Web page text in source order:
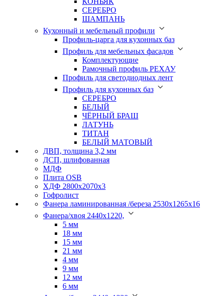
СЕРЕБРО
ШАМПАНЬ
Кухонный и мебельный профили
Профиль-царга для кухонных баз
Профиль для мебельных фасадов
Комплектующие
Рамочный профиль РЕХАУ
Профиль для светодиодных лент
Профиль для кухонных баз
СЕРЕБРО
БЕЛЫЙ
ЧЁРНЫЙ БРАШ
ЛАТУНЬ
ТИТАН
БЕЛЫЙ МАТОВЫЙ
ДВП, толщина 3,2 мм
ДСП, шлифованная
МДФ
Плита OSB
ХДФ 2800х2070х3
Гофролист
Фанера ламинированная /береза 2530х1265х16
Фанера/хвоя 2440х1220,
5 мм
18 мм
15 мм
21 мм
4 мм
9 мм
12 мм
6 мм